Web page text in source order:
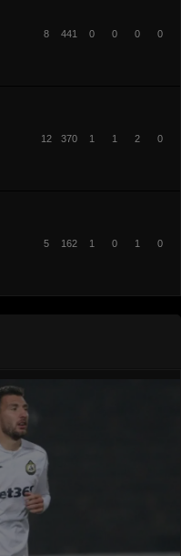
8 441 0 0 0 0
12 370 1 1 2 0
5 162 1 0 1 0